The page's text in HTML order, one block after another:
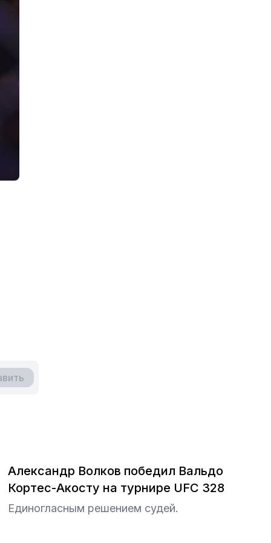
Александр Волков победил Вальдо
Кортес-Акосту на турнире UFC 328
Единогласным решением судей.